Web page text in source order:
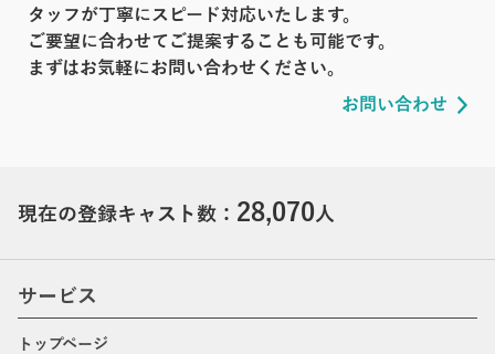
タッフが丁寧にスピード対応いたします。
ご要望に合わせてご提案することも可能です。
まずはお気軽にお問い合わせください。
お問い合わせ
現在の登録キャスト数： 28,070人
サービス
トップページ